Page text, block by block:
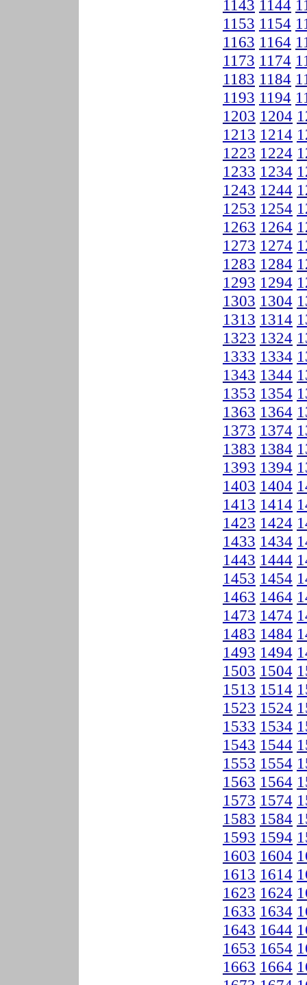
1143 1144
1153 1154
1163 1164
1173 1174
1183 1184
1193 1194
1203 1204
1213 1214
1223 1224
1233 1234
1243 1244
1253 1254
1263 1264
1273 1274
1283 1284
1293 1294
1303 1304
1313 1314
1323 1324
1333 1334
1343 1344
1353 1354
1363 1364
1373 1374
1383 1384
1393 1394
1403 1404
1413 1414
1423 1424
1433 1434
1443 1444
1453 1454
1463 1464
1473 1474
1483 1484
1493 1494
1503 1504
1513 1514
1523 1524
1533 1534
1543 1544
1553 1554
1563 1564
1573 1574
1583 1584
1593 1594
1603 1604
1613 1614
1623 1624
1633 1634
1643 1644
1653 1654
1663 1664